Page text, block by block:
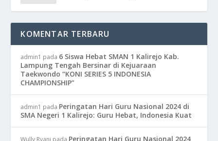
KOMENTAR TERBARU
admin1 pada 6 Siswa Hebat SMAN 1 Kalirejo Kab.
Lampung Tengah Bersinar di Kejuaraan
Taekwondo “KONI SERIES 5 INDONESIA
CHAMPIONSHIP”
admin1 pada Peringatan Hari Guru Nasional 2024 di
SMA Negeri 1 Kalirejo: Guru Hebat, Indonesia Kuat
Peringatan Hari Guru Nasional 2024